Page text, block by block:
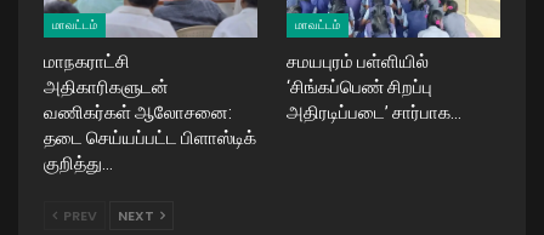
மாவட்டம்
மாநகராட்சி
அதிகாரிகளுடன்
வணிகர்கள் ஆலோசனை:
தடை செய்யப்பட்ட பிளாஸ்டிக்
குறித்து…
மாவட்டம்
சமயபுரம் பள்ளியில்
‘சிங்கப்பெண் சிறப்பு
அதிரடிப்படை’ சார்பாக…
PREV NEXT